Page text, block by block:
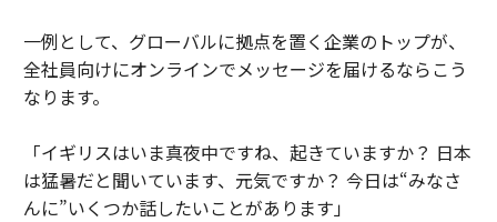
一例として、グローバルに拠点を置く企業のトップが、
全社員向けにオンラインでメッセージを届けるならこう
なります。
「イギリスはいま真夜中ですね、起きていますか？ 日本
は猛暑だと聞いています、元気ですか？ 今日は“みなさ
んに”いくつか話したいことがあります」